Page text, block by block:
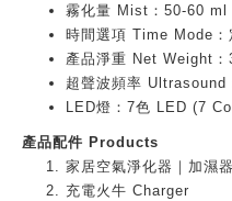
霧化量 Mist：50-60 ml
時間選項 Time Mode
產品淨重 Net Weight：
超聲波頻率 Ultrasound
LED燈 ：7色 LED (7
產品配件 Products
家居空氣淨化器｜加濕
充電火牛 Charger